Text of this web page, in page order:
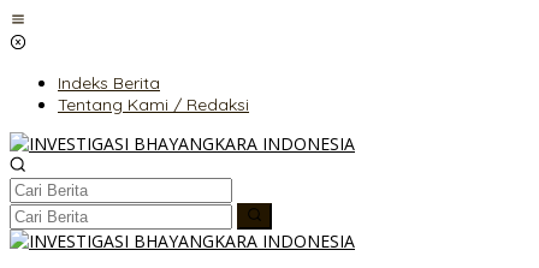
Lewati
ke
Indeks Berita
Tentang Kami / Redaksi